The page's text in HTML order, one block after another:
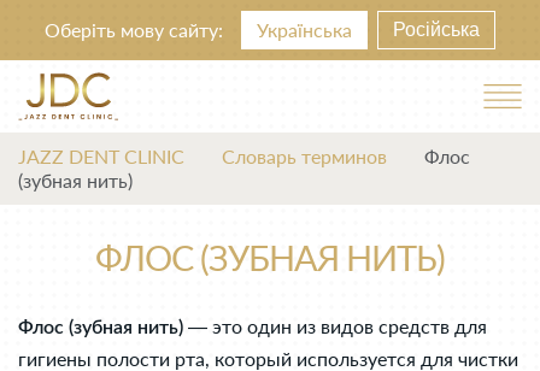
Оберіть мову сайту: Українська Російська
JAZZ DENT CLINIC Словарь терминов
Флос
(зубная нить)
ФЛОС (ЗУБНАЯ НИТЬ)
Флос (зубная нить) — это один из видов средств для
гигиены полости рта, который используется для чистки